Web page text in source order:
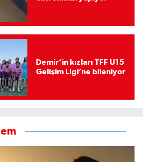
Demir’in kızları TFF U15
Gelişim Ligi’ne bileniyor